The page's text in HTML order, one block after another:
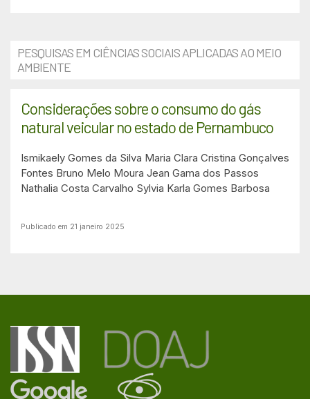
PESQUISAS EM CIÊNCIAS SOCIAIS APLICADAS AO MEIO
AMBIENTE
Considerações sobre o consumo do gás
natural veicular no estado de Pernambuco
Ismikaely Gomes da Silva Maria Clara Cristina Gonçalves
Fontes Bruno Melo Moura Jean Gama dos Passos
Nathalia Costa Carvalho Sylvia Karla Gomes Barbosa
Publicado em 21 janeiro 2025